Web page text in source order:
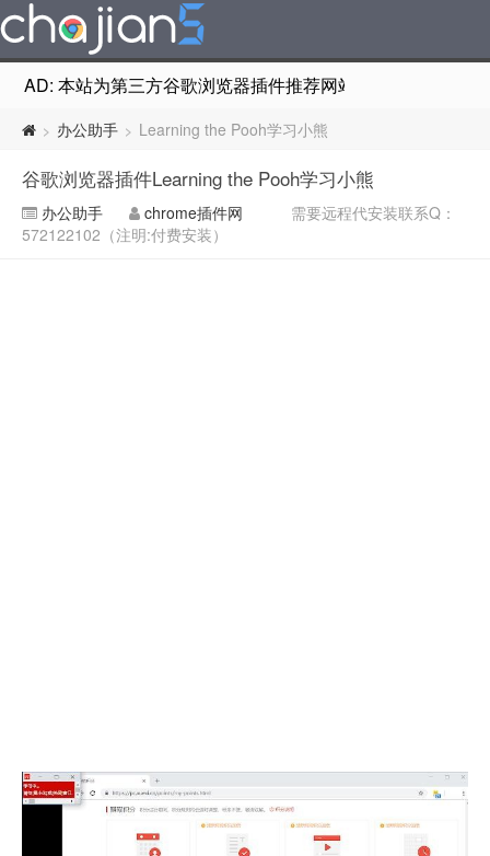
AD: 本站为第三方谷歌浏览器插件推荐网站，非Google
> 办公助手 > Learning the Pooh学习小熊
谷歌浏览器插件Learning the Pooh学习小熊
办公助手 chrome插件网
需要远程代安装联系Q：
572122102（注明:付费安装）